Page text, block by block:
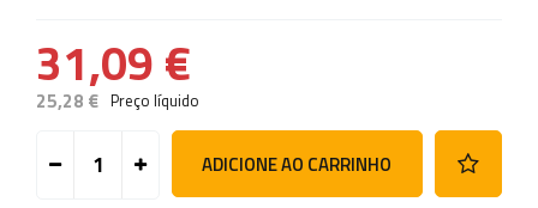
31,09 €
25,28 € Preço líquido
ADICIONE AO CARRINHO